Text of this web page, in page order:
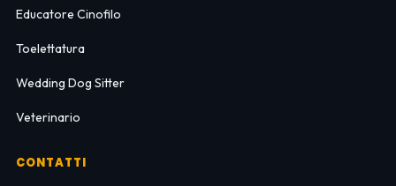
Educatore Cinofilo
Toelettatura
Wedding Dog Sitter
Veterinario
CONTATTI